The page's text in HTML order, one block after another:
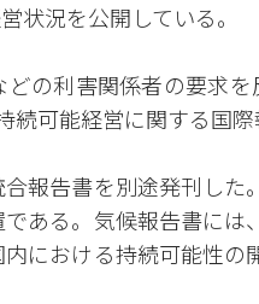
状況を公開している。
の利害関係者の要求
続可能経営に関する国際
報告書を別途発刊し
ある。気候報告書に
における持続可能性